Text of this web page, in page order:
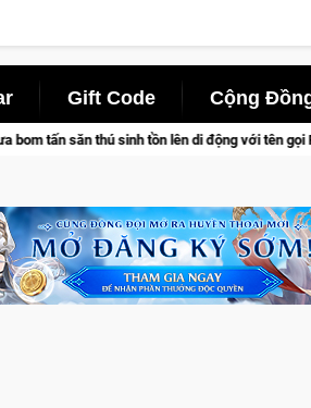
Gift Code Cộng
lên di động với tên gọi Palworld Online